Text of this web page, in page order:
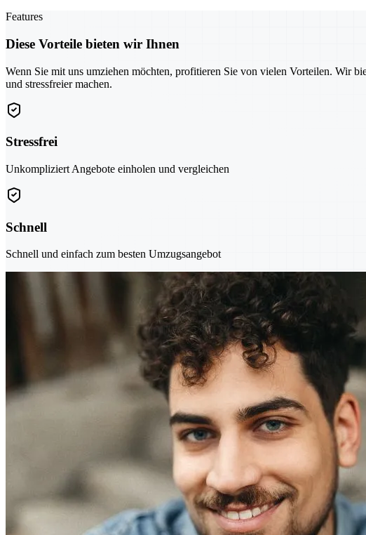
Features
Diese Vorteile bieten wir Ihnen
Wenn Sie mit uns umziehen möchten, profitieren Sie von vielen Vorteilen. Wir
und stressfreier machen.
Stressfrei
Unkompliziert Angebote einholen und vergleichen
Schnell
Schnell und einfach zum besten Umzugsangebot